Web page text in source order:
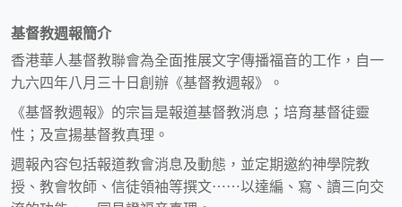
基督教週報簡介
香港華人基督教聯會為全面推展文字傳播福音的工作，自一
九六四年八月三十日創辦《基督教週報》。
《基督教週報》的宗旨是報道基督教消息；培育基督徒靈
性；及宣揚基督教真理。
週報內容包括報道教會消息及動態，並定期邀約神學院教
授、教會牧師、信徒領袖等撰文⋯⋯以達編、寫、讀三向交